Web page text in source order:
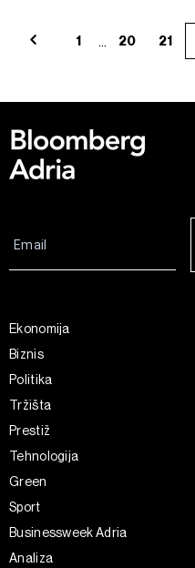
1 ... 20 21
Ekonomija
Biznis
Politika
Tržišta
Prestiž
Tehnologija
Green
Sport
Businessweek Adria
Analiza